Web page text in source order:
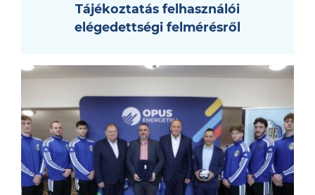
Tájékoztatás felhasználói
elégedettségi felmérésről